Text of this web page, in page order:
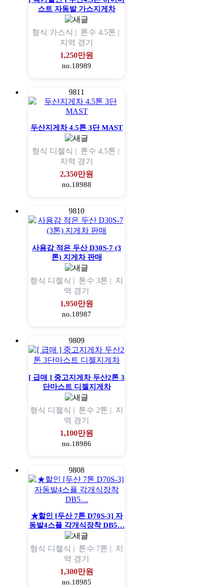
스트 자동발 가스지게차
형식 가스식 | 톤수 4.5톤 |
지역 경기
1,250만원
no.18989
9811
두산지게차 4.5톤 3단 MAST
형식 디젤식 | 톤수 4.5톤 |
지역 경기
2,350만원
no.18988
9810
사용감 적은 두산 D30S-7 (3
톤) 지게차 판매
형식 디젤식 | 톤수 3톤 | 지
역 경기
1,950만원
no.18987
9809
[ 급매 ] 중고지게차 두산2톤 3
단마스트 디젤지게차
형식 디젤식 | 톤수 2톤 | 지
역 경기
1,100만원
no.18986
9808
★할인 [두산 7톤 D70S-3] 자
동발4스플 각개식장착 DB5…
형식 디젤식 | 톤수 7톤 | 지
역 경기
1,300만원
no.18985